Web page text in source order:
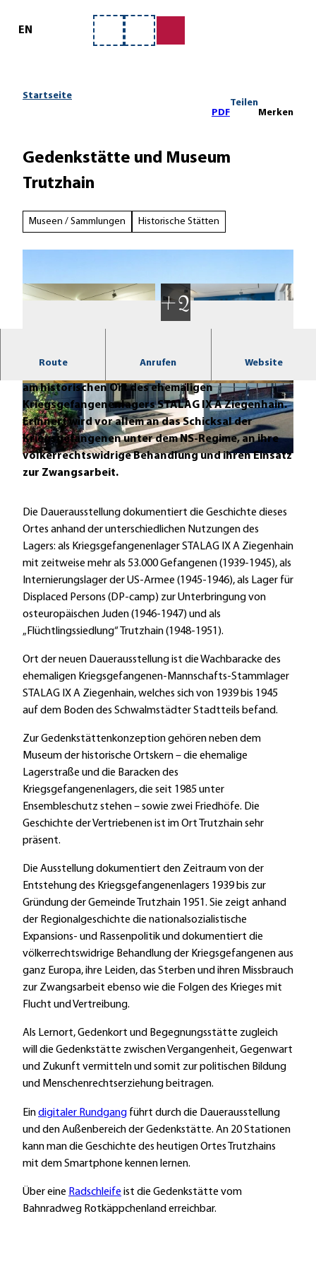
EN
Merkzettel
Suche
Startseite
PDF
Teilen
Merken
Gedenkstätte und Museum
Trutzhain
Museen / Sammlungen Historische Stätten
© Museum und Gedenkstätte Trutzhain |CC-BY-SA
© Museum und Gedenkstätte Trutzhain
© Museum und Gedenkstätte Trutzhain |
CC-BY-SA
Route Anrufen Website
am historischen Ort des ehemaligen
Kriegsgefangenenlagers STALAG IX A Ziegenhain.
Erinnert wird vor allem an das Schicksal der
Kriegsgefangenen unter dem NS-Regime, an ihre
völkerrechtswidrige Behandlung und ihren Einsatz
zur Zwangsarbeit.
Die Dauerausstellung dokumentiert die Geschichte dieses
Ortes anhand der unterschiedlichen Nutzungen des
Lagers: als Kriegsgefangenenlager STALAG IX A Ziegenhain
mit zeitweise mehr als 53.000 Gefangenen (1939-1945), als
Internierungslager der US-Armee (1945-1946), als Lager für
Displaced Persons (DP-camp) zur Unterbringung von
osteuropäischen Juden (1946-1947) und als
„Flüchtlingssiedlung“ Trutzhain (1948-1951).
Ort der neuen Dauerausstellung ist die Wachbaracke des
ehemaligen Kriegsgefangenen-Mannschafts-Stammlager
STALAG IX A Ziegenhain, welches sich von 1939 bis 1945
auf dem Boden des Schwalmstädter Stadtteils befand.
Zur Gedenkstättenkonzeption gehören neben dem
Museum der historische Ortskern – die ehemalige
Lagerstraße und die Baracken des
Kriegsgefangenenlagers, die seit 1985 unter
Ensembleschutz stehen – sowie zwei Friedhöfe. Die
Geschichte der Vertriebenen ist im Ort Trutzhain sehr
präsent.
Die Ausstellung dokumentiert den Zeitraum von der
Entstehung des Kriegsgefangenenlagers 1939 bis zur
Gründung der Gemeinde Trutzhain 1951. Sie zeigt anhand
der Regionalgeschichte die nationalsozialistische
Expansions- und Rassenpolitik und dokumentiert die
völkerrechtswidrige Behandlung der Kriegsgefangenen aus
ganz Europa, ihre Leiden, das Sterben und ihren Missbrauch
zur Zwangsarbeit ebenso wie die Folgen des Krieges mit
Flucht und Vertreibung.
Als Lernort, Gedenkort und Begegnungsstätte zugleich
will die Gedenkstätte zwischen Vergangenheit, Gegenwart
und Zukunft vermitteln und somit zur politischen Bildung
und Menschenrechtserziehung beitragen.
Eindigitaler Rundgang führt durch die Dauerausstellung
und den Außenbereich der Gedenkstätte. An 20 Stationen
kann man die Geschichte des heutigen Ortes Trutzhains
mit dem Smartphone kennen lernen.
Über eine Radschleife ist die Gedenkstätte vom
Bahnradweg Rotkäppchenland erreichbar.